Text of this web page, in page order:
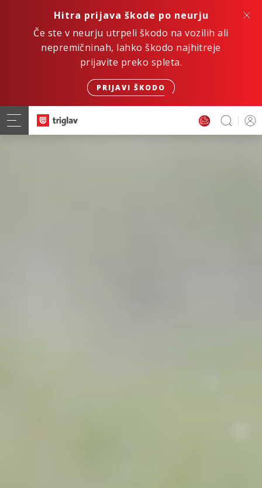
Hitra prijava škode po neurju
Če ste v neurju utrpeli škodo na vozilih ali
nepremičninah, lahko škodo najhitreje
prijavite preko spleta.
PRIJAVI ŠKODO